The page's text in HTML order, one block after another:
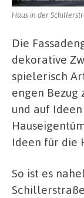
Haus in der
Die
dekorative
spielerisch
engen Bezug
und auf
Ideen für die
So ist es